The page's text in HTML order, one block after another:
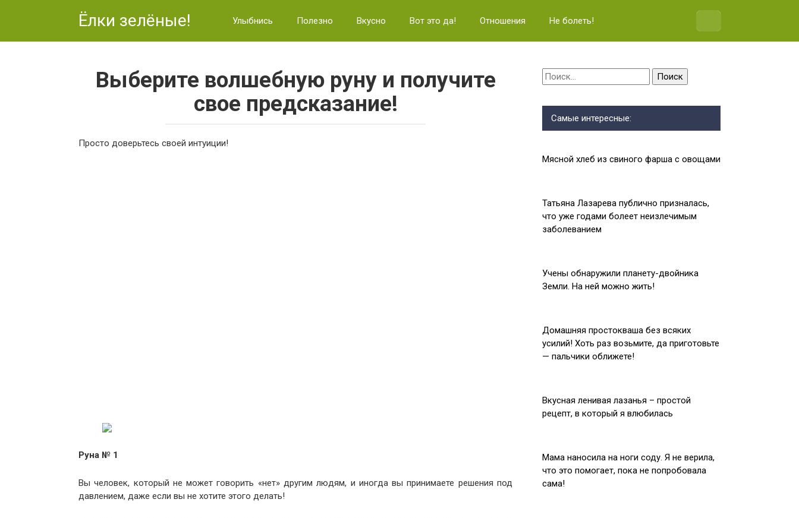
Ёлки зелёные! Улыбнись Полезно Вкусно Вот это да! Отношения Не болеть!
Выберите волшебную руну и получите
свое предсказание!
Просто доверьтесь своей интуиции!
Руна № 1
Вы человек, который не может говорить «нет» другим людям, и иногда вы принимаете решения под
давлением, даже если вы не хотите этого делать!
Найти:
Самые интересные:
Мясной хлеб из свиного фарша с овощами
Татьяна Лазарева публично призналась,
что уже годами болеет неизлечимым
заболеванием
Учены обнаружили планету-двойника
Земли. На ней можно жить!
Домашняя простокваша без всяких
усилий! Хоть раз возьмите, да приготовьте
— пальчики оближете!
Вкусная ленивая лазанья – простой
рецепт, в который я влюбилась
Мама наносила на ноги соду. Я не верила,
что это помогает, пока не попробовала
сама!